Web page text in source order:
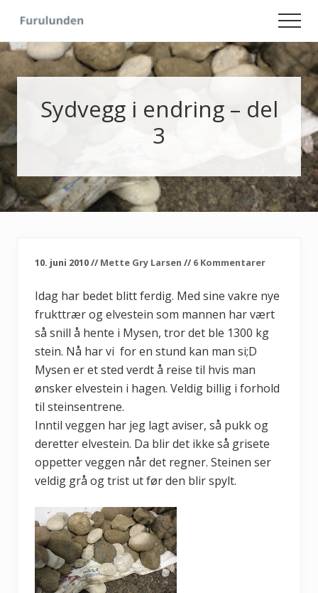
main
content
primary
sidebar
Hageliv
-
Lise
for
sjelen Sydvegg i endring – del
3
10. juni 2010// Mette Gry Larsen // 6 Kommentarer
Idag har bedet blitt ferdig. Med sine vakre nye
frukttrær og elvestein som mannen har vært
så snill å hente i Mysen, tror det ble 1300 kg
stein. Nå har vi for en stund kan man si;D
Mysen er et sted verdt å reise til hvis man
ønsker elvestein i hagen. Veldig billig i forhold
til steinsentrene.
Inntil veggen har jeg lagt aviser, så pukk og
deretter elvestein. Da blir det ikke så grisete
oppetter veggen når det regner. Steinen ser
veldig grå og trist ut før den blir spylt.